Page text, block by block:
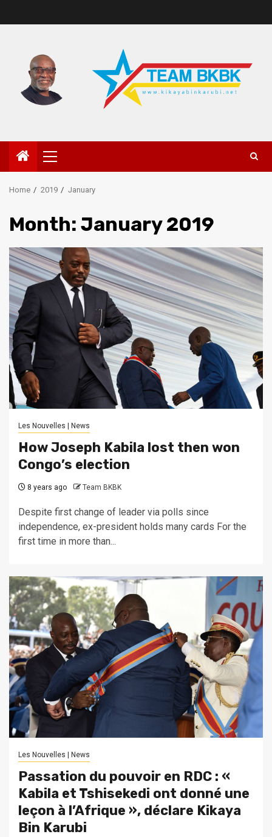
Home 2019 January
Month: January 2019
Les Nouvelles | News
How Joseph Kabila lost then won
Congo’s election
8 years ago Team BKBK
Despite first change of leader via polls since
independence, ex-president holds many cards For the
first time in more than...
Les Nouvelles | News
Passation du pouvoir en RDC : «
Kabila et Tshisekedi ont donné une
leçon à l’Afrique », déclare Kikaya
Bin Karubi